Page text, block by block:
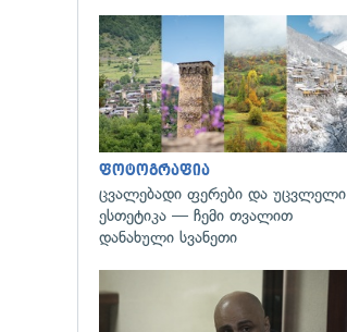
ფოტოგრაფია
ცვალებადი ფერები და უცვლელი
ესთეტიკა — ჩემი თვალით
დანახული სვანეთი